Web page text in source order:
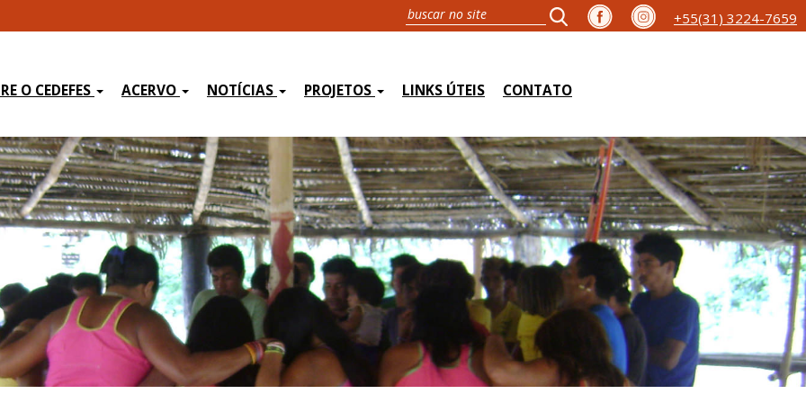
+55(31) 3224-7659
O CEDEFES ACERVO NOTÍCIAS PROJETOS LINKS ÚTEIS CONTATO